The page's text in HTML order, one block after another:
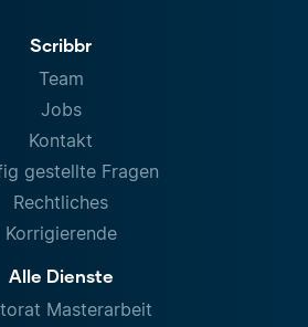
Scribbr
Team
Jobs
Kontakt
gestellte Fragen
Rechtliches
Korrigierende
Alle Dienste
Masterarbeit